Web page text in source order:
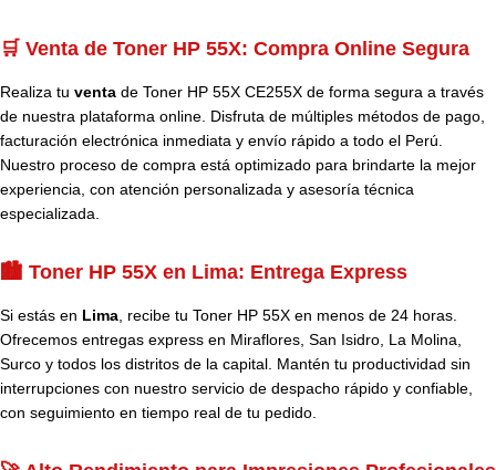
🛒 Venta de Toner HP 55X: Compra Online Segura
Realiza tu venta de Toner HP 55X CE255X de forma segura a través
de nuestra plataforma online. Disfruta de múltiples métodos de pago,
facturación electrónica inmediata y envío rápido a todo el Perú.
Nuestro proceso de compra está optimizado para brindarte la mejor
experiencia, con atención personalizada y asesoría técnica
especializada.
🏙️ Toner HP 55X en Lima: Entrega Express
Si estás en Lima , recibe tu Toner HP 55X en menos de 24 horas.
Ofrecemos entregas express en Miraflores, San Isidro, La Molina,
Surco y todos los distritos de la capital. Mantén tu productividad sin
interrupciones con nuestro servicio de despacho rápido y confiable,
con seguimiento en tiempo real de tu pedido.